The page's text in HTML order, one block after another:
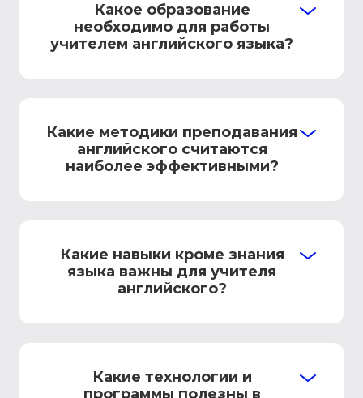
Какое образование
необходимо для работы
учителем английского языка?
Какие методики преподавания
английского считаются
наиболее эффективными?
Какие навыки кроме знания
языка важны для учителя
английского?
Какие технологии и
программы полезны в